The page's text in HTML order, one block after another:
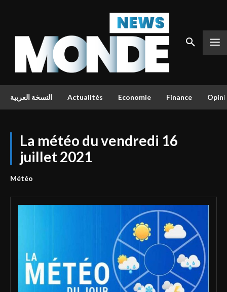
النسخة العربية Actualités Economie Finance
La météo du vendredi 16
juillet 2021
Météo